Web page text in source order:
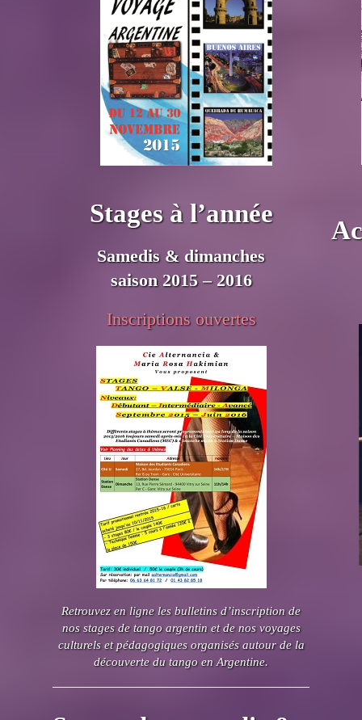
Stages à l’année
Samedis & dimanches
saison 2015 – 2016
Inscriptions ouvertes
Retrouvez en ligne les bulletins d’inscription de
nos stages de tango argentin et de nos voyages
culturels et pédagogiques organisés autour de la
découverte du tango en Argentine.